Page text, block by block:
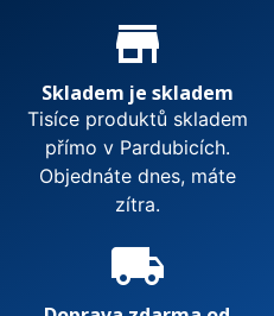
Proč nakupovat u nás?
store_mall_directory
Skladem je skladem
Tisíce produktů skladem
přímo v Pardubicích.
Objednáte dnes, máte
zítra.
local_shipping